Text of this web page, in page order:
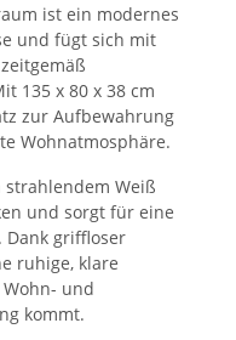
ist ein modernes
und fügt sich mit
135 x 80 x 38 cm
zur Aufbewahrung
Wohnatmosphäre.
strahlendem Weiß
und sorgt für eine
Dank griffloser
ruhige, klare
und
kommt.